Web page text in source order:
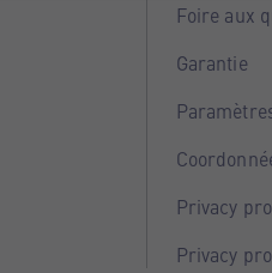
Foire aux
Garantie
Privacy
Privacy